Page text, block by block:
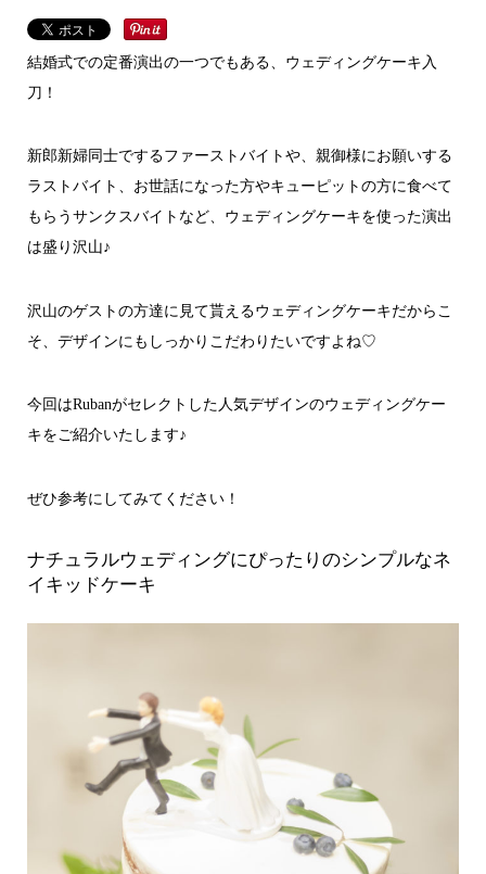
結婚式での定番演出の一つでもある、ウェディングケーキ入
刀！
新郎新婦同士でするファーストバイトや、親御様にお願いする
ラストバイト、お世話になった方やキューピットの方に食べて
もらうサンクスバイトなど、ウェディングケーキを使った演出
は盛り沢山♪
沢山のゲストの方達に見て貰えるウェディングケーキだからこ
そ、デザインにもしっかりこだわりたいですよね♡
今回はRubanがセレクトした人気デザインのウェディングケー
キをご紹介いたします♪
ぜひ参考にしてみてください！
ナチュラルウェディングにぴったりのシンプルなネ
イキッドケーキ